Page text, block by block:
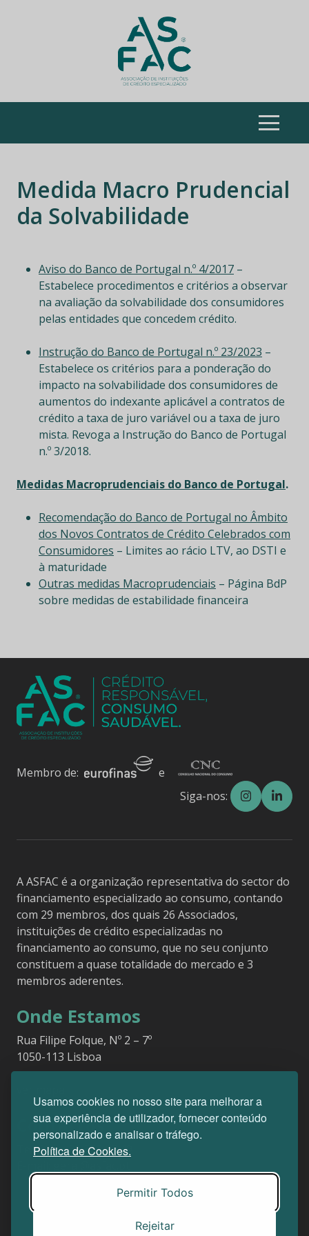
Usamos cookies no nosso site para melhorar a
sua experiência de utilizador, fornecer conteúdo
personalizado e analisar o tráfego.
Política de Cookies.
Permitir Todos
Rejeitar
contentMedida Macro Prudencial
da Solvabilidade
Aviso do Banco de Portugal n.º 4/2017 –
Estabelece procedimentos e critérios a observar
na avaliação da solvabilidade dos consumidores
pelas entidades que concedem crédito.
Instrução do Banco de Portugal n.º 23/2023 –
Estabelece os critérios para a ponderação do
impacto na solvabilidade dos consumidores de
aumentos do indexante aplicável a contratos de
crédito a taxa de juro variável ou a taxa de juro
mista. Revoga a Instrução do Banco de Portugal
n.º 3/2018.
Medidas Macroprudenciais do Banco de Portugal.
Recomendação do Banco de Portugal no Âmbito
dos Novos Contratos de Crédito Celebrados com
Consumidores – Limites ao rácio LTV, ao DSTI e
à maturidade
Outras medidas Macroprudenciais – Página BdP
sobre medidas de estabilidade financeira
Membro de:
e
Siga-nos:
A ASFAC é a organização representativa do sector do
financiamento especializado ao consumo, contando
com 29 membros, dos quais 26 Associados,
instituições de crédito especializadas no
financiamento ao consumo, que no seu conjunto
constituem a quase totalidade do mercado e 3
membros aderentes.
Onde Estamos
Rua Filipe Folque, Nº 2 – 7º
1050-113 Lisboa
Contactos
Telefone:21 353 67 49